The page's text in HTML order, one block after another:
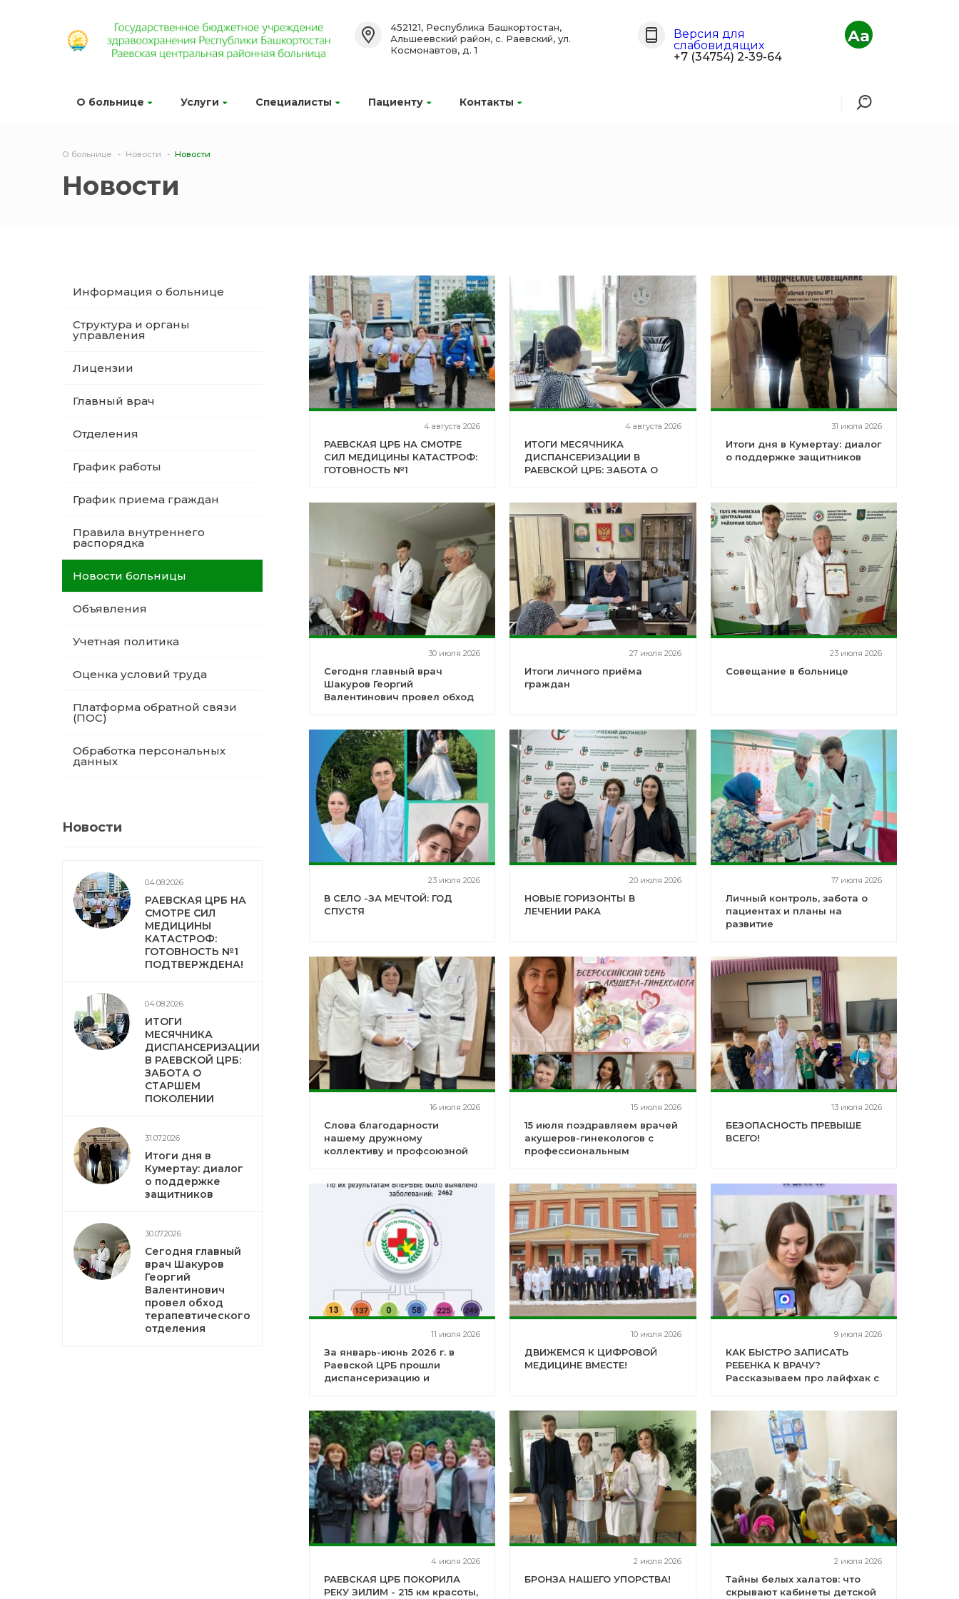
О больнице Услуги Специалисты Пациенту Контакты
452121, Республика Башкортостан,
Альшеевский район, с. Раевский, ул.
Космонавтов, д. 1
Версия для
слабовидящих
+7 (34754) 2-39-64
Aa
О больнице Новости Новости
Новости
Информация о больнице
Структура и органы
управления
Лицензии
Главный врач
Отделения
График работы
График приема граждан
Правила внутреннего
распорядка
Новости больницы
Объявления
Учетная политика
Оценка условий труда
Платформа обратной связи
(ПОС)
Обработка персональных
данных
Новости
04.08.2026
РАЕВСКАЯ ЦРБ НА
СМОТРЕ СИЛ
МЕДИЦИНЫ
КАТАСТРОФ:
ГОТОВНОСТЬ №1
ПОДТВЕРЖДЕНА!
04.08.2026
ИТОГИ
МЕСЯЧНИКА
ДИСПАНСЕРИЗАЦИИ
В РАЕВСКОЙ ЦРБ:
ЗАБОТА О
СТАРШЕМ
ПОКОЛЕНИИ
31.07.2026
Итоги дня в
Кумертау: диалог
о поддержке
защитников
30.07.2026
Сегодня главный
врач Шакуров
Георгий
Валентинович
провел обход
терапевтического
отделения
4 августа 2026
РАЕВСКАЯ ЦРБ НА СМОТРЕ
СИЛ МЕДИЦИНЫ КАТАСТРОФ:
ГОТОВНОСТЬ №1
4 августа 2026
ИТОГИ МЕСЯЧНИКА
ДИСПАНСЕРИЗАЦИИ В
РАЕВСКОЙ ЦРБ: ЗАБОТА О
31 июля 2026
Итоги дня в Кумертау: диалог
о поддержке защитников
30 июля 2026
Сегодня главный врач
Шакуров Георгий
Валентинович провел обход
27 июля 2026
Итоги личного приёма
граждан
23 июля 2026
Совещание в больнице
23 июля 2026
В СЕЛО -ЗА МЕЧТОЙ: ГОД
СПУСТЯ
20 июля 2026
НОВЫЕ ГОРИЗОНТЫ В
ЛЕЧЕНИИ РАКА
17 июля 2026
Личный контроль, забота о
пациентах и планы на
развитие
16 июля 2026
Слова благодарности
нашему дружному
коллективу и профсоюзной
15 июля 2026
15 июля поздравляем врачей
акушеров-гинекологов с
профессиональным
13 июля 2026
БЕЗОПАСНОСТЬ ПРЕВЫШЕ
ВСЕГО!
11 июля 2026
За январь-июнь 2026 г. в
Раевской ЦРБ прошли
диспансеризацию и
района
10 июля 2026
ДВИЖЕМСЯ К ЦИФРОВОЙ
МЕДИЦИНЕ ВМЕСТЕ!
9 июля 2026
КАК БЫСТРО ЗАПИСАТЬ
РЕБЕНКА К ВРАЧУ?
Рассказываем про лайфхак с
4 июля 2026
РАЕВСКАЯ ЦРБ ПОКОРИЛА
РЕКУ ЗИЛИМ - 215 км красоты,
2 июля 2026
БРОНЗА НАШЕГО УПОРСТВА!
2 июля 2026
Тайны белых халатов: что
скрывают кабинеты детской